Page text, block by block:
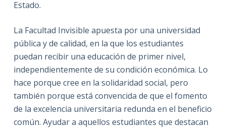
Estado.
La Facultad Invisible apuesta por una universidad
pública y de calidad, en la que los estudiantes
puedan recibir una educación de primer nivel,
independientemente de su condición económica. Lo
hace porque cree en la solidaridad social, pero
también porque está convencida de que el fomento
de la excelencia universitaria redunda en el beneficio
común. Ayudar a aquellos estudiantes que destacan